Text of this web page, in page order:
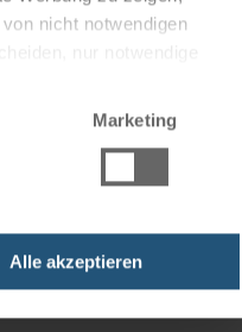
nicht notwendigen
Marketing
Alle akzeptieren
protection that comes